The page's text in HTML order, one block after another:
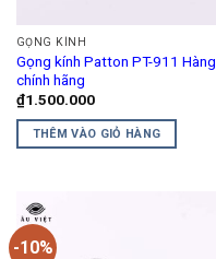
thể
được
chọn
trên
trang
sản
GỌNG KÍNH
Gọng kính Patton PT-911 Hàng
chính hãng
₫1.500.000
THÊM VÀO GIỎ HÀNG
-10%